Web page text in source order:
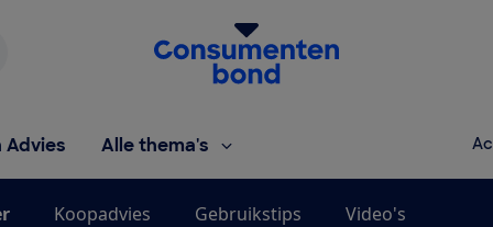
Homepage van de Consumentenbond
Advies Alle thema's
Koopadvies Gebruikstips Video's